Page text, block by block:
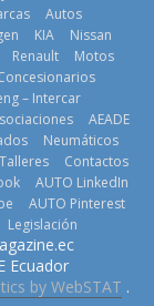
Bolden para
cubrir las rutas
de La Vuelta
31 de julio de
2026
El costo de
tener un
Autos
KIA
Nissan
Renault
Motos
– Intercar
AEADE
Neumáticos
Talleres
Contactos
AUTO LinkedIn
AUTO Pinterest
Legislación
Ecuador
.